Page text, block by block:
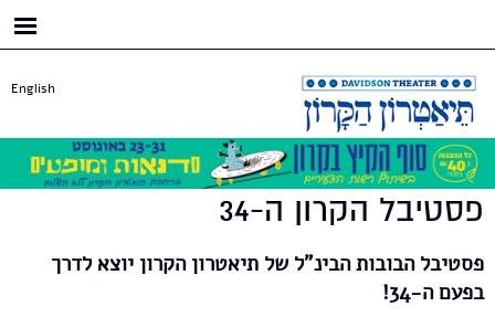
English
פסטיבל הקרון ה-34
פסטיבל הבובות הבינ"ל של תיאטרון הקרון יוצא לדרך
בפעם ה-34!